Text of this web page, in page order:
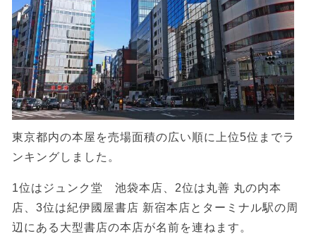
東京都内の本屋を売場面積の広い順に上位5位までラ
ンキングしました。
1位はジュンク堂 池袋本店、2位は丸善 丸の内本
店、3位は紀伊國屋書店 新宿本店とターミナル駅の周
辺にある大型書店の本店が名前を連ねます。